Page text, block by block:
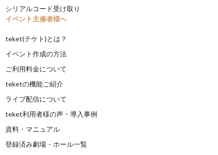
シリアルコード受け取り
イベント主催者様へ
teket(テケト)とは？
イベント作成の方法
ご利用料金について
teketの機能ご紹介
ライブ配信について
teket利用者様の声・導入事例
資料・マニュアル
登録済み劇場・ホール一覧